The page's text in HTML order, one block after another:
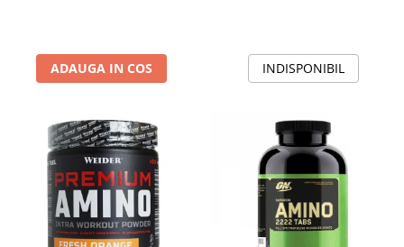
ADAUGA IN COS INDISPONIBIL